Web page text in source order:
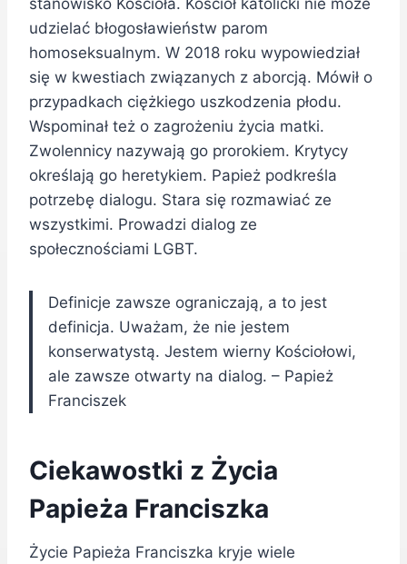
stanowisko Kościoła. Kościół katolicki nie może
udzielać błogosławieństw parom
homoseksualnym. W 2018 roku wypowiedział
się w kwestiach związanych z aborcją. Mówił o
przypadkach ciężkiego uszkodzenia płodu.
Wspominał też o zagrożeniu życia matki.
Zwolennicy nazywają go prorokiem. Krytycy
określają go heretykiem. Papież podkreśla
potrzebę dialogu. Stara się rozmawiać ze
wszystkimi. Prowadzi dialog ze
społecznościami LGBT.
Definicje zawsze ograniczają, a to jest
definicja. Uważam, że nie jestem
konserwatystą. Jestem wierny Kościołowi,
ale zawsze otwarty na dialog. – Papież
Franciszek
Ciekawostki z Życia
Papieża Franciszka
Życie Papieża Franciszka kryje wiele